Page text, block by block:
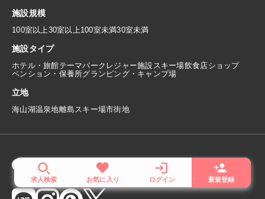
求人検索 お気に入り ログイン 新規登録
施設規模
100室以上30室以上100室未満30室未満
施設タイプ
ホテル・旅館テーマパーク レジャー施設スキー場飲食店ショップ
ペンション・保養所グランピング・キャンプ場
立地
海山湖温泉地離島スキー場市街地